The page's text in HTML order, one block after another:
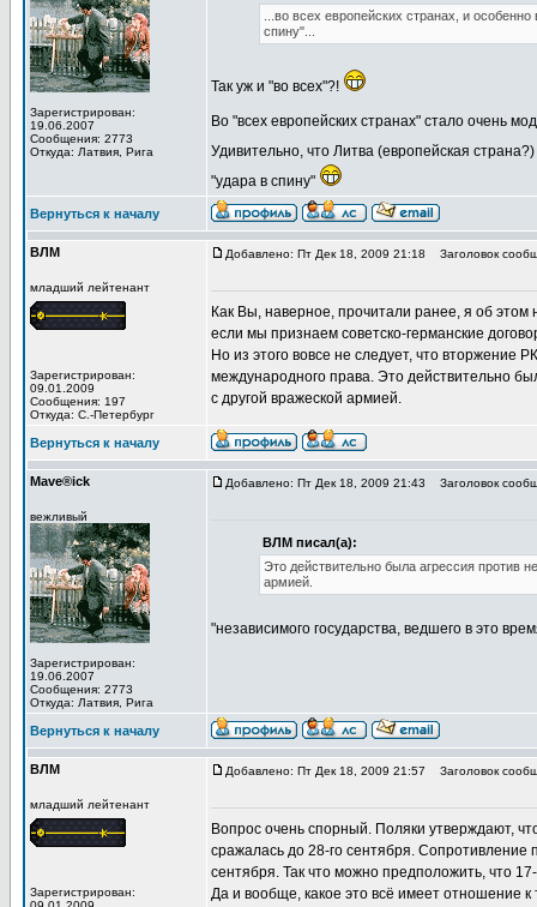
Зарегистрирован:
19.06.2007
Сообщения: 2773
Откуда: Латвия, Рига
...во всех европейских странах, и
спину"...
Так уж и "во всех"?!
Во "всех европейских странах" стало очень
Удивительно, что Литва (европейская
"удара в спину"
Вернуться к началу
ВЛМ
младший лейтенант
Зарегистрирован:
09.01.2009
Сообщения: 197
Откуда: С.-Петербург
Добавлено: Пт Дек 18, 2009 21:18 Заголовок
Как Вы, наверное, прочитали ранее, я об этом
если мы признаем советско-германские
Но из этого вовсе не следует, что
международного права. Это действительно
с другой вражеской армией.
Вернуться к началу
Mave®ick
вежливый
Зарегистрирован:
19.06.2007
Сообщения: 2773
Откуда: Латвия, Рига
Добавлено: Пт Дек 18, 2009 21:43 Заголовок
ВЛМ писал(а):
Это действительно была агрессия против
армией.
"независимого государства, ведшего в это
Вернуться к началу
ВЛМ
младший лейтенант
Зарегистрирован:
Добавлено: Пт Дек 18, 2009 21:57 Заголовок
Вопрос очень спорный. Поляки утверждают,
сражалась до 28-го сентября.
сентября. Так что можно предположить, что
Да и вообще, какое это всё имеет отношение